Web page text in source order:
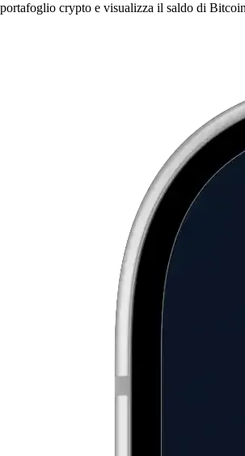
portafoglio crypto e visualizza il saldo di